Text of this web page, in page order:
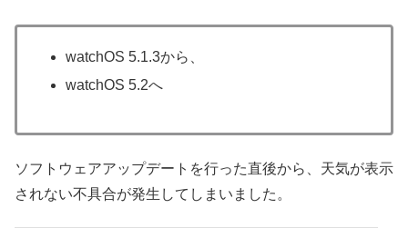
watchOS 5.1.3から、
watchOS 5.2へ
ソフトウェアアップデートを行った直後から、天気が表示
されない不具合が発生してしまいました。